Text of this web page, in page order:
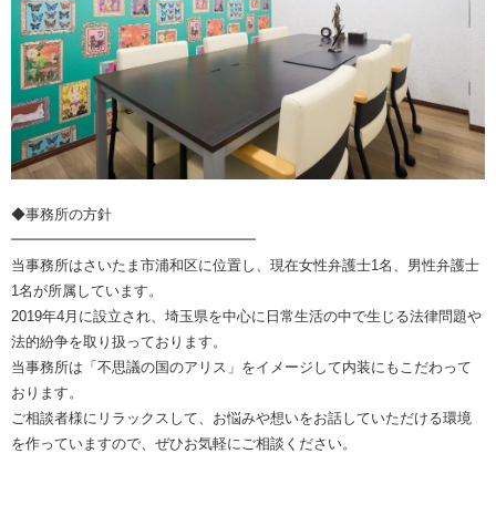
◆事務所の方針
━━━━━━━━━━━━━━━━━
当事務所はさいたま市浦和区に位置し、現在女性弁護士1名、男性弁護士
1名が所属しています。
2019年4月に設立され、埼玉県を中心に日常生活の中で生じる法律問題や
法的紛争を取り扱っております。
当事務所は「不思議の国のアリス」をイメージして内装にもこだわって
おります。
ご相談者様にリラックスして、お悩みや想いをお話していただける環境
を作っていますので、ぜひお気軽にご相談ください。